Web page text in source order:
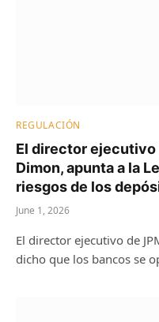
REGULACIÓN
El director ejecutivo
Dimon, apunta a la
riesgos de los
June 1, 2026
El director ejecutivo de
dicho que los bancos se